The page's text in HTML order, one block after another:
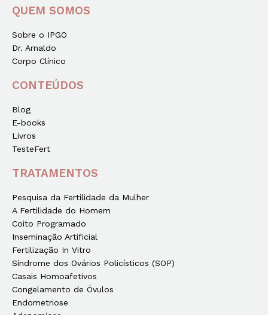
QUEM SOMOS
Sobre o IPGO
Dr. Arnaldo
Corpo Clínico
CONTEÚDOS
Blog
E-books
Livros
TesteFert
TRATAMENTOS
Pesquisa da Fertilidade da Mulher
A Fertilidade do Homem
Coito Programado
Inseminação Artificial
Fertilização In Vitro
Síndrome dos Ovários Policísticos (SOP)
Casais Homoafetivos
Congelamento de Óvulos
Endometriose